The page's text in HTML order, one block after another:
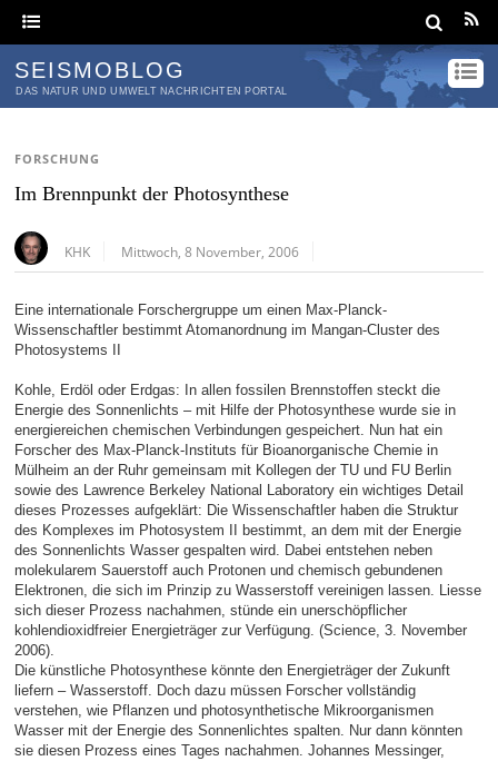
SEISMOBLOG
DAS NATUR UND UMWELT NACHRICHTEN PORTAL
FORSCHUNG
Im Brennpunkt der Photosynthese
KHK Mittwoch, 8 November, 2006
Eine internationale Forschergruppe um einen Max-Planck-
Wissenschaftler bestimmt Atomanordnung im Mangan-Cluster des
Photosystems II
Kohle, Erdöl oder Erdgas: In allen fossilen Brennstoffen steckt die
Energie des Sonnenlichts – mit Hilfe der Photosynthese wurde sie in
energiereichen chemischen Verbindungen gespeichert. Nun hat ein
Forscher des Max-Planck-Instituts für Bioanorganische Chemie in
Mülheim an der Ruhr gemeinsam mit Kollegen der TU und FU Berlin
sowie des Lawrence Berkeley National Laboratory ein wichtiges Detail
dieses Prozesses aufgeklärt: Die Wissenschaftler haben die Struktur
des Komplexes im Photosystem II bestimmt, an dem mit der Energie
des Sonnenlichts Wasser gespalten wird. Dabei entstehen neben
molekularem Sauerstoff auch Protonen und chemisch gebundenen
Elektronen, die sich im Prinzip zu Wasserstoff vereinigen lassen. Liesse
sich dieser Prozess nachahmen, stünde ein unerschöpflicher
kohlendioxidfreier Energieträger zur Verfügung. (Science, 3. November
2006).
Die künstliche Photosynthese könnte den Energieträger der Zukunft
liefern – Wasserstoff. Doch dazu müssen Forscher vollständig
verstehen, wie Pflanzen und photosynthetische Mikroorganismen
Wasser mit der Energie des Sonnenlichtes spalten. Nur dann könnten
sie diesen Prozess eines Tages nachahmen. Johannes Messinger,